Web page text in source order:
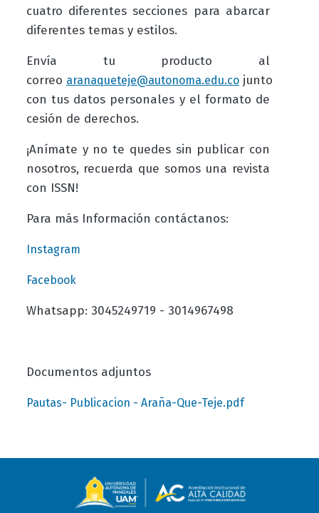
cuatro diferentes secciones para abarcar
diferentes temas y estilos.
Envía tu producto al
correo aranaqueteje@autonoma.edu.cojunto
con tus datos personales y el formato de
cesión de derechos.
¡Anímate y no te quedes sin publicar con
nosotros, recuerda que somos una revista
con ISSN!
Para más Información contáctanos:
Instagram
Facebook
Whatsapp: 3045249719 - 3014967498
Documentos adjuntos
Pautas- Publicacion - Araña-Que-Teje.pdf